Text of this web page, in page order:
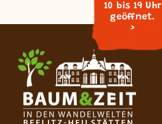
10 bis 19 Uhr
geöffnet.
>